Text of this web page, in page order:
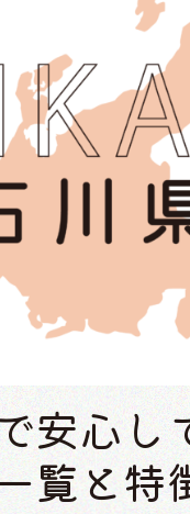
安心し
覧と特